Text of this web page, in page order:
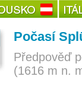
Počasí
Předpověď
(1616 m n.